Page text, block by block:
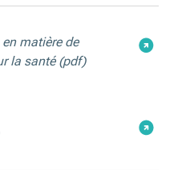
matière de
la santé (pdf)